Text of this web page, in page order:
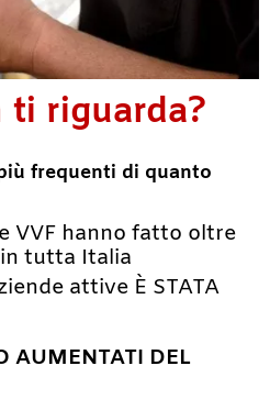
ti riguarda?
frequenti di quanto
VVF hanno fatto oltre
tutta Italia
attive È STATA
AUMENTATI DEL